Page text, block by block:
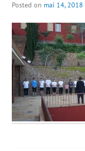
Posted on mai 14, 2018